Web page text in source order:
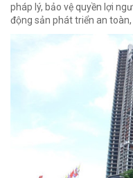
pháp lý, bảo vệ quyền lợi
động sản phát triển an toàn,